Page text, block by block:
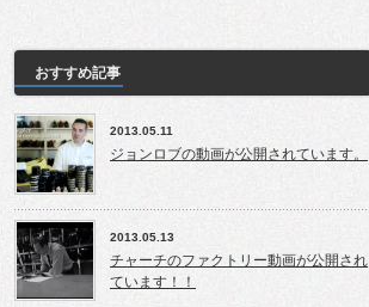
おすすめ記事
2013.05.11
ジョンロブの動画が公開されています。
2013.05.13
チャーチのファクトリー動画が公開され
ています！！